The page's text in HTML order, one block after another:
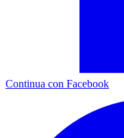
Continua con Facebook